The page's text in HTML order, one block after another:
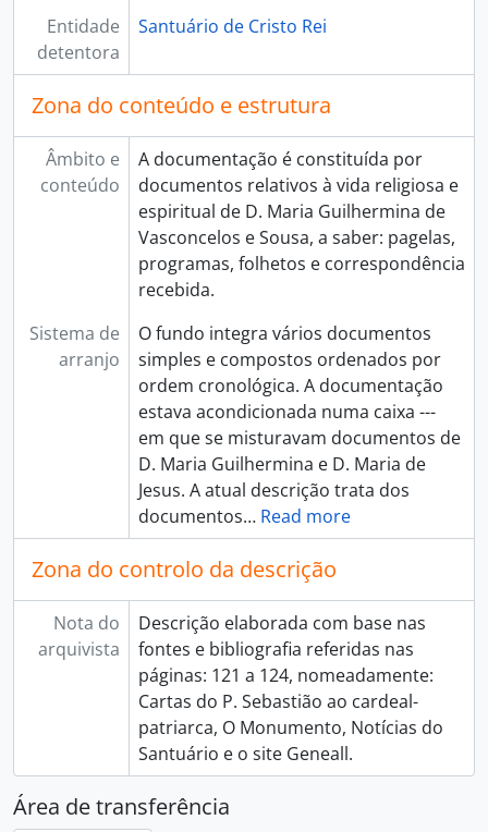
Entidade
detentora
Santuário de Cristo Rei
Zona do conteúdo e estrutura
Âmbito e
conteúdo
A documentação é constituída por
documentos relativos à vida religiosa e
espiritual de D. Maria Guilhermina de
Vasconcelos e Sousa, a saber: pagelas,
programas, folhetos e correspondência
recebida.
Sistema de
arranjo
O fundo integra vários documentos
simples e compostos ordenados por
ordem cronológica. A documentação
estava acondicionada numa caixa ---
em que se misturavam documentos de
D. Maria Guilhermina e D. Maria de
Jesus. A atual descrição trata dos
documentos… Read more
Zona do controlo da descrição
Nota do
arquivista
Descrição elaborada com base nas
fontes e bibliografia referidas nas
páginas: 121 a 124, nomeadamente:
Cartas do P. Sebastião ao cardeal-
patriarca, O Monumento, Notícias do
Santuário e o site Geneall.
Área de transferência